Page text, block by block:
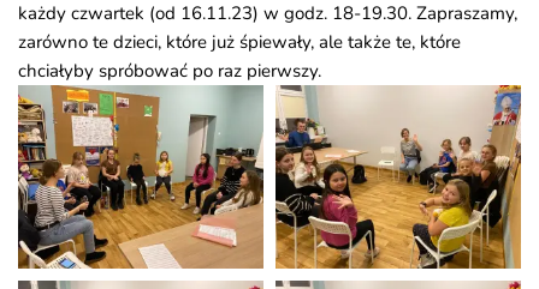
każdy czwartek (od 16.11.23) w godz. 18-19.30. Zapraszamy,
zarówno te dzieci, które już śpiewały, ale także te, które
chciałyby spróbować po raz pierwszy.